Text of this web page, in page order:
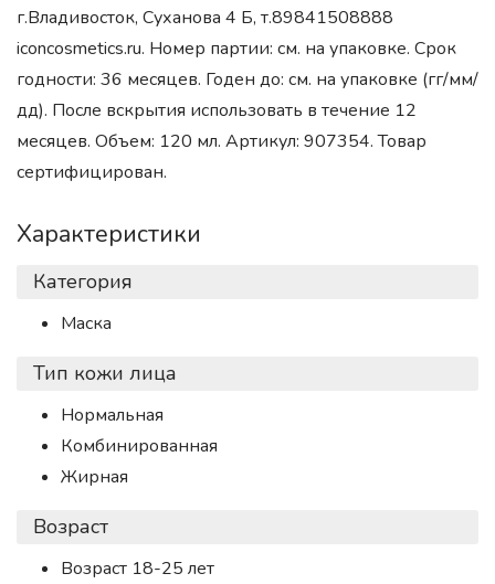
г.Владивосток, Суханова 4 Б, т.89841508888
iconcosmetics.ru. Номер партии: см. на упаковке. Срок
годности: 36 месяцев. Годен до: см. на упаковке (гг/мм/
дд). После вскрытия использовать в течение 12
месяцев. Объем: 120 мл. Артикул: 907354. Товар
сертифицирован.
Характеристики
Категория
Маска
Тип кожи лица
Нормальная
Комбинированная
Жирная
Возраст
Возраст 18-25 лет